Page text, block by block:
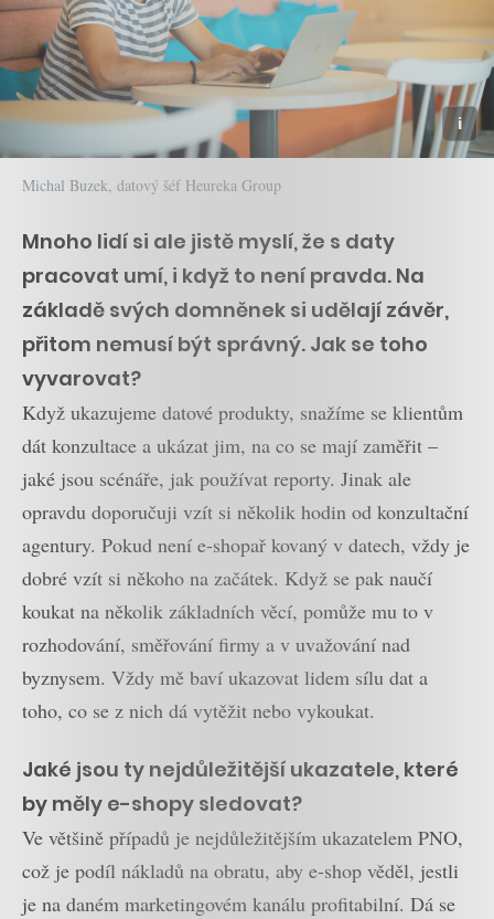
Michal Buzek, datový šéf Heureka Group
Mnoho lidí si ale jistě myslí, že s daty
pracovat umí, i když to není pravda. Na
základě svých domněnek si udělají závěr,
přitom nemusí být správný. Jak se toho
vyvarovat?
Když ukazujeme datové produkty, snažíme se klientům
dát konzultace a ukázat jim, na co se mají zaměřit –
jaké jsou scénáře, jak používat reporty. Jinak ale
opravdu doporučuji vzít si několik hodin od konzultační
agentury. Pokud není e-shopař kovaný v datech, vždy je
dobré vzít si někoho na začátek. Když se pak naučí
koukat na několik základních věcí, pomůže mu to v
rozhodování, směřování firmy a v uvažování nad
byznysem. Vždy mě baví ukazovat lidem sílu dat a
toho, co se z nich dá vytěžit nebo vykoukat.
Jaké jsou ty nejdůležitější ukazatele, které
by měly e-shopy sledovat?
Ve většině případů je nejdůležitějším ukazatelem PNO,
což je podíl nákladů na obratu, aby e-shop věděl, jestli
je na daném marketingovém kanálu profitabilní. Dá se